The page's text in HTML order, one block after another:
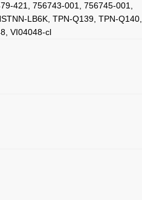
421, 756743-001, 756745-001,
LB6K, TPN-Q139, TPN-Q140,
VI04048-cl